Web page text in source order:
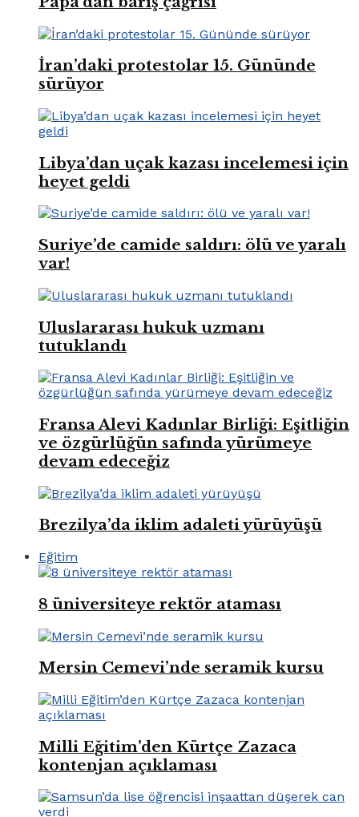
İran’daki protestolar 15. Gününde
sürüyor
Libya’dan uçak kazası incelemesi için
heyet geldi
Suriye’de camide saldırı: ölü ve yaralı
var!
Uluslararası hukuk uzmanı
tutuklandı
Fransa Alevi Kadınlar Birliği: Eşitliğin
ve özgürlüğün safında yürümeye
devam edeceğiz
Brezilya’da iklim adaleti yürüyüşü
Eğitim
8 üniversiteye rektör ataması
Mersin Cemevi’nde seramik kursu
Milli Eğitim’den Kürtçe Zazaca
kontenjan açıklaması